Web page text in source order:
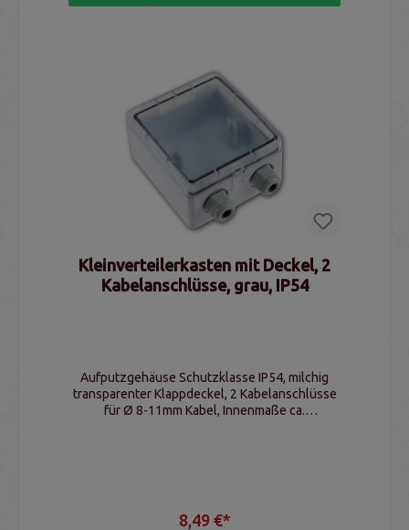
Kleinverteilerkasten mit Deckel, 2
Kabelanschlüsse, grau, IP54
Aufputzgehäuse Schutzklasse IP54, milchig
transparenter Klappdeckel, 2 Kabelanschlüsse
für Ø 8-11mm Kabel, Innenmaße ca.
8,49 €*